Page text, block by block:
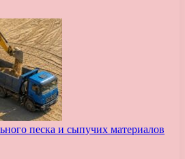
песка и сыпучих материалов